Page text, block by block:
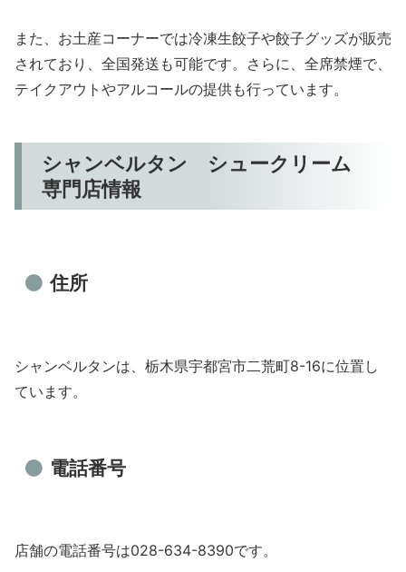
また、お土産コーナーでは冷凍生餃子や餃子グッズが販売
されており、全国発送も可能です。さらに、全席禁煙で、
テイクアウトやアルコールの提供も行っています。
シャンベルタン シュークリーム
専門店情報
住所
シャンベルタンは、栃木県宇都宮市二荒町8-16に位置し
ています。
電話番号
店舗の電話番号は028-634-8390です。